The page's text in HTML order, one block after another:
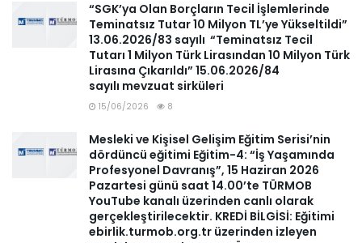
“SGK’ya Olan Borçların Tecil İşlemlerinde
Teminatsız Tutar 10 Milyon TL’ye Yükseltildi”
13.06.2026/83 sayılı “Teminatsız Tecil
Tutarı 1 Milyon Türk Lirasından 10 Milyon Türk
Lirasına Çıkarıldı” 15.06.2026/84
sayılı mevzuat sirküleri
15/06/2026 8
Mesleki ve Kişisel Gelişim Eğitim Serisi’nin
dördüncü eğitimi Eğitim-4: “İş Yaşamında
Profesyonel Davranış”, 15 Haziran 2026
Pazartesi günü saat 14.00’te TÜRMOB
YouTube kanalı üzerinden canlı olarak
gerçekleştirilecektir. KREDİ BİLGİSİ: Eğitimi
ebirlik.turmob.org.tr üzerinden izleyen